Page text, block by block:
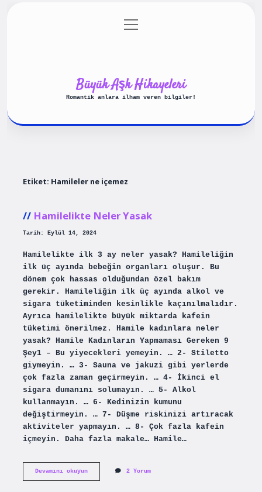
Gizlilik Politikası
menüyü
aç
Büyük Aşk Hikayeleri
Romantik anlara ilham veren bilgiler!
Etiket: Hamileler ne içemez
Hamilelikte Neler Yasak
Tarih: Eylül 14, 2024
Hamilelikte ilk 3 ay neler yasak? Hamileliğin
ilk üç ayında bebeğin organları oluşur. Bu
dönem çok hassas olduğundan özel bakım
gerekir. Hamileliğin ilk üç ayında alkol ve
sigara tüketiminden kesinlikle kaçınılmalıdır.
Ayrıca hamilelikte büyük miktarda kafein
tüketimi önerilmez. Hamile kadınlara neler
yasak? Hamile Kadınların Yapmaması Gereken 9
Şey1 – Bu yiyecekleri yemeyin. … 2- Stiletto
giymeyin. … 3- Sauna ve jakuzi gibi yerlerde
çok fazla zaman geçirmeyin. … 4- İkinci el
sigara dumanını solumayın. … 5- Alkol
kullanmayın. … 6- Kedinizin kumunu
değiştirmeyin. … 7- Düşme riskinizi artıracak
aktiviteler yapmayın. … 8- Çok fazla kafein
içmeyin. Daha fazla makale… Hamile…
Devamını okuyunHamilelikte
2 Yorum